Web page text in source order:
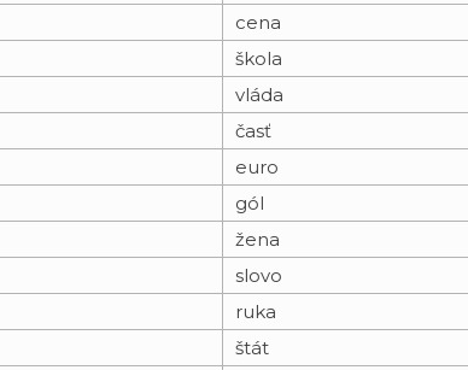
cena
škola
vláda
časť
euro
gól
žena
slovo
ruka
štát